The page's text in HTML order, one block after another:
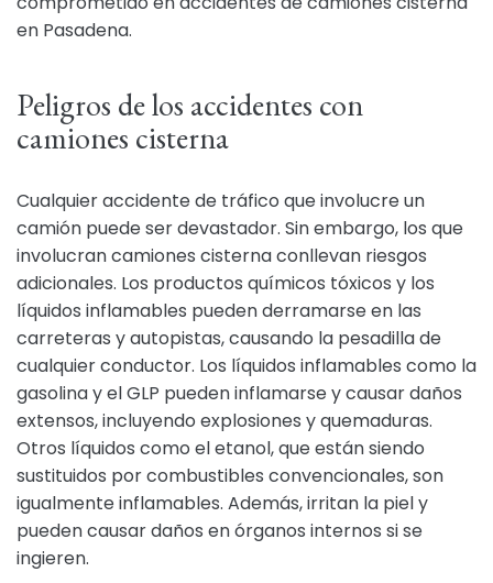
en Pasadena.
Peligros de los accidentes con
camiones cisterna
Cualquier accidente de tráfico que involucre un
camión puede ser devastador. Sin embargo, los que
involucran camiones cisterna conllevan riesgos
adicionales. Los productos químicos tóxicos y los
líquidos inflamables pueden derramarse en las
carreteras y autopistas, causando la pesadilla de
cualquier conductor. Los líquidos inflamables como la
gasolina y el GLP pueden inflamarse y causar daños
extensos, incluyendo explosiones y quemaduras.
Otros líquidos como el etanol, que están siendo
sustituidos por combustibles convencionales, son
igualmente inflamables. Además, irritan la piel y
pueden causar daños en órganos internos si se
ingieren.